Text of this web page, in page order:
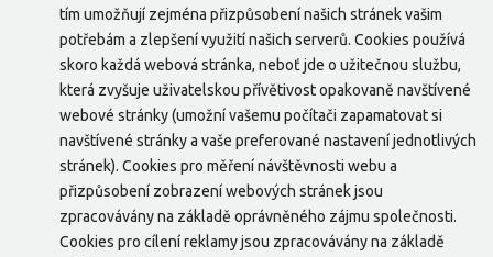
tím umožňují zejména přizpůsobení našich stránek vašim
potřebám a zlepšení využití našich serverů. Cookies používá
skoro každá webová stránka, neboť jde o užitečnou službu,
která zvyšuje uživatelskou přívětivost opakovaně navštívené
webové stránky (umožní vašemu počítači zapamatovat si
navštívené stránky a vaše preferované nastavení jednotlivých
stránek). Cookies pro měření návštěvnosti webu a
přizpůsobení zobrazení webových stránek jsou
zpracovávány na základě oprávněného zájmu společnosti.
Cookies pro cílení reklamy jsou zpracovávány na základě